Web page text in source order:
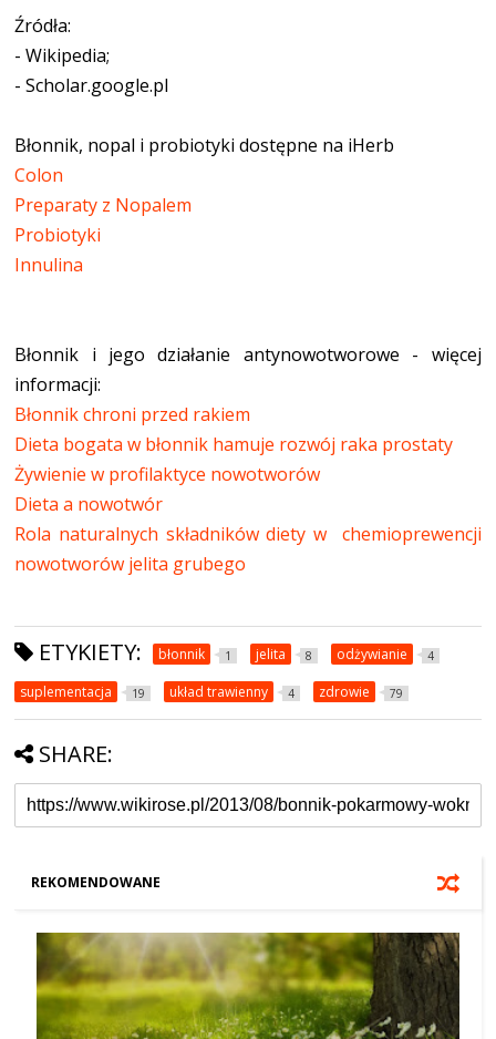
Źródła:
- Wikipedia;
- Scholar.google.pl
Błonnik, nopal i probiotyki dostępne na iHerb
Colon
Preparaty z Nopalem
Probiotyki
Innulina
Błonnik i jego działanie antynowotworowe - więcej
informacji:
Błonnik chroni przed rakiem
Dieta bogata w błonnik hamuje rozwój raka prostaty
Żywienie w profilaktyce nowotworów
Dieta a nowotwór
Rola naturalnych składników diety w chemioprewencji
nowotworów jelita grubego
ETYKIETY: błonnik 1 jelita 8 odżywianie 4
suplementacja 19 układ trawienny 4 zdrowie 79
SHARE:
REKOMENDOWANE